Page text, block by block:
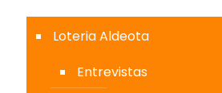
Loteria Aldeota
Entrevistas